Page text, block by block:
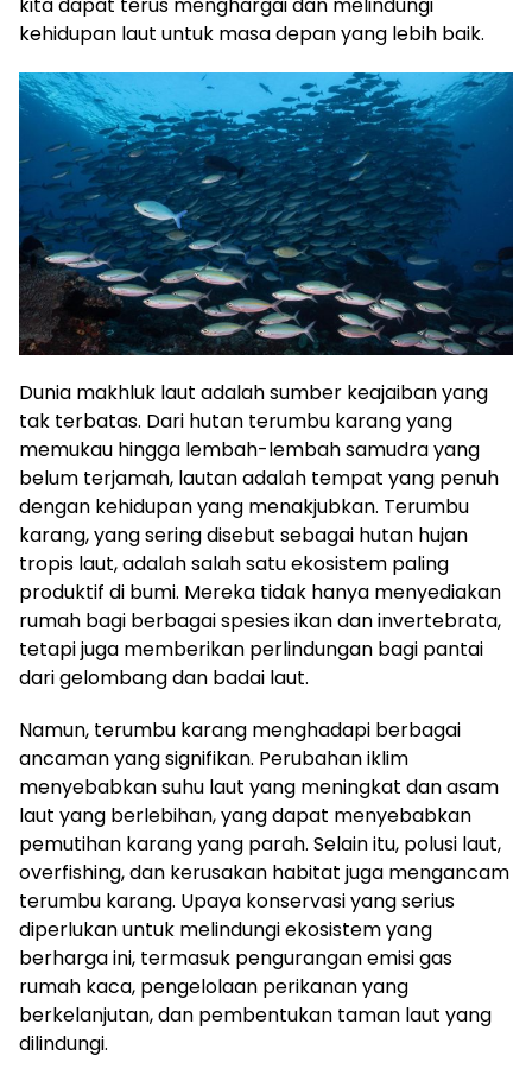
kita dapat terus menghargai dan melindungi
kehidupan laut untuk masa depan yang lebih baik.
Dunia makhluk laut adalah sumber keajaiban yang
tak terbatas. Dari hutan terumbu karang yang
memukau hingga lembah-lembah samudra yang
belum terjamah, lautan adalah tempat yang penuh
dengan kehidupan yang menakjubkan. Terumbu
karang, yang sering disebut sebagai hutan hujan
tropis laut, adalah salah satu ekosistem paling
produktif di bumi. Mereka tidak hanya menyediakan
rumah bagi berbagai spesies ikan dan invertebrata,
tetapi juga memberikan perlindungan bagi pantai
dari gelombang dan badai laut.
Namun, terumbu karang menghadapi berbagai
ancaman yang signifikan. Perubahan iklim
menyebabkan suhu laut yang meningkat dan asam
laut yang berlebihan, yang dapat menyebabkan
pemutihan karang yang parah. Selain itu, polusi laut,
overfishing, dan kerusakan habitat juga mengancam
terumbu karang. Upaya konservasi yang serius
diperlukan untuk melindungi ekosistem yang
berharga ini, termasuk pengurangan emisi gas
rumah kaca, pengelolaan perikanan yang
berkelanjutan, dan pembentukan taman laut yang
dilindungi.